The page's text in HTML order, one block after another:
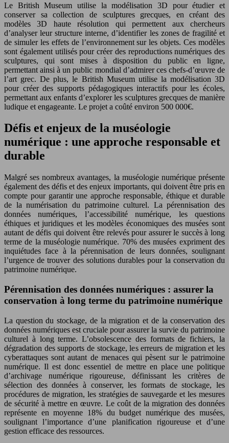
Le British Museum utilise la modélisation 3D pour étudier et
conserver sa collection de sculptures grecques, en créant des
modèles 3D haute résolution qui permettent aux chercheurs
d’analyser leur structure interne, d’identifier les zones de fragilité et
de simuler les effets de l’environnement sur les objets. Ces modèles
sont également utilisés pour créer des reproductions numériques des
sculptures, qui sont mises à disposition du public en ligne,
permettant ainsi à un public mondial d’admirer ces chefs-d’œuvre de
l’art grec. De plus, le British Museum utilise la modélisation 3D
pour créer des supports pédagogiques interactifs pour les écoles,
permettant aux enfants d’explorer les sculptures grecques de manière
ludique et engageante. Le projet a coûté environ 500 000€.
Défis et enjeux de la muséologie
numérique : une approche responsable et
durable
Malgré ses nombreux avantages, la muséologie numérique présente
également des défis et des enjeux importants, qui doivent être pris en
compte pour garantir une approche responsable, éthique et durable
de la numérisation du patrimoine culturel. La pérennisation des
données numériques, l’accessibilité numérique, les questions
éthiques et juridiques et les modèles économiques des musées sont
autant de défis qui doivent être relevés pour assurer le succès à long
terme de la muséologie numérique. 70% des musées expriment des
inquiétudes face à la pérennisation de leurs données, soulignant
l’urgence de trouver des solutions durables pour la conservation du
patrimoine numérique.
Pérennisation des données numériques : assurer la
conservation à long terme du patrimoine numérique
La question du stockage, de la migration et de la conservation des
données numériques est cruciale pour assurer la survie du patrimoine
culturel à long terme. L’obsolescence des formats de fichiers, la
dégradation des supports de stockage, les erreurs de migration et les
cyberattaques sont autant de menaces qui pèsent sur le patrimoine
numérique. Il est donc essentiel de mettre en place une politique
d’archivage numérique rigoureuse, définissant les critères de
sélection des données à conserver, les formats de stockage, les
procédures de migration, les stratégies de sauvegarde et les mesures
de sécurité à mettre en œuvre. Le coût de la migration des données
représente en moyenne 18% du budget numérique des musées,
soulignant l’importance d’une planification rigoureuse et d’une
gestion efficace des ressources.